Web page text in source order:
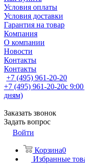
Условия оплаты
Условия доставки
Гарантия на товар
Компания
О компании
Новости
Контакты
Контакты
+7 (495) 961-20-20
+7 (495) 961-20-20с
дням)
Заказать звонок
Задать вопрос
Войти
Корзина0
Избранные